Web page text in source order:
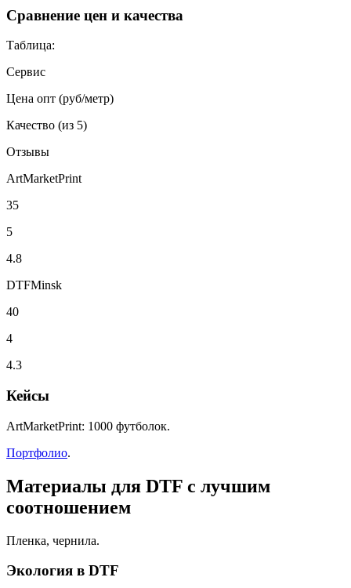
Сравнение цен и качества
Таблица:
Сервис
Цена опт (руб/метр)
Качество (из 5)
Отзывы
ArtMarketPrint
35
5
4.8
DTFMinsk
40
4
4.3
Кейсы
ArtMarketPrint: 1000 футболок.
Портфолио.
Материалы для DTF с лучшим
соотношением
Пленка, чернила.
Экология в DTF